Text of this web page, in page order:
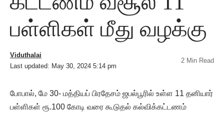
பள்ளிகள் மீது வழக்கு
Last updated: May 30, 2024 5:14 pm
Viduthalai
2 Min Read
போபால், மே 30- மத்தியப் பிரதேசம் ஜபல்பூரில் உள்ள 11 தனியார்
பள்ளிகள் ரூ.100 கோடி வரை கூடுதல் கல்விக்கட்டணம்